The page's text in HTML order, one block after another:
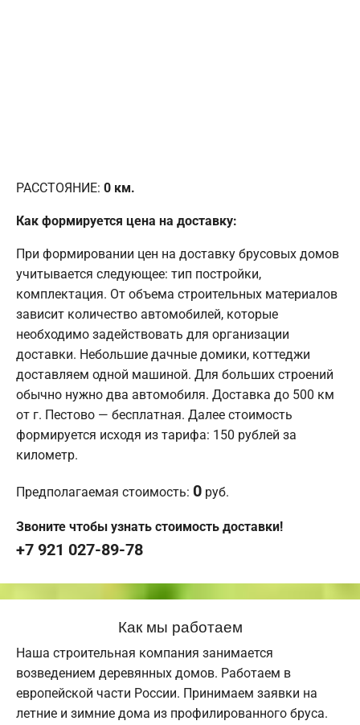
РАССТОЯНИЕ: 0 км.
Как формируется цена на доставку:
При формировании цен на доставку брусовых домов
учитывается следующее: тип постройки,
комплектация. От объема строительных материалов
зависит количество автомобилей, которые
необходимо задействовать для организации
доставки. Небольшие дачные домики, коттеджи
доставляем одной машиной. Для больших строений
обычно нужно два автомобиля. Доставка до 500 км
от г. Пестово — бесплатная. Далее стоимость
формируется исходя из тарифа: 150 рублей за
километр.
Предполагаемая стоимость: 0 руб.
Звоните чтобы узнать стоимость доставки!
+7 921 027-89-78
Как мы работаем
Наша строительная компания занимается
возведением деревянных домов. Работаем в
европейской части России. Принимаем заявки на
летние и зимние дома из профилированного бруса.